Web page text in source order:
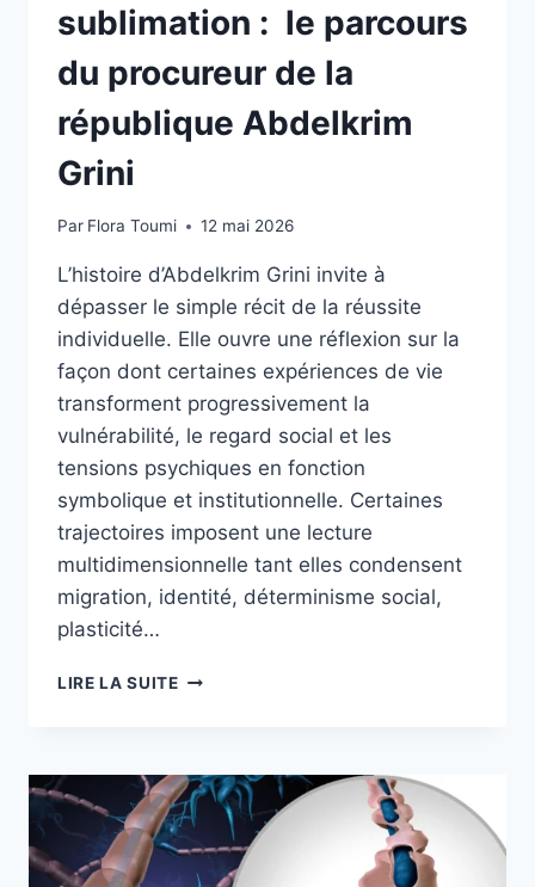
sublimation : le parcours
du procureur de la
république Abdelkrim
Grini
Par Flora Toumi 12 mai 2026
L’histoire d’Abdelkrim Grini invite à
dépasser le simple récit de la réussite
individuelle. Elle ouvre une réflexion sur la
façon dont certaines expériences de vie
transforment progressivement la
vulnérabilité, le regard social et les
tensions psychiques en fonction
symbolique et institutionnelle. Certaines
trajectoires imposent une lecture
multidimensionnelle tant elles condensent
migration, identité, déterminisme social,
plasticité…
LIRE LA SUITE